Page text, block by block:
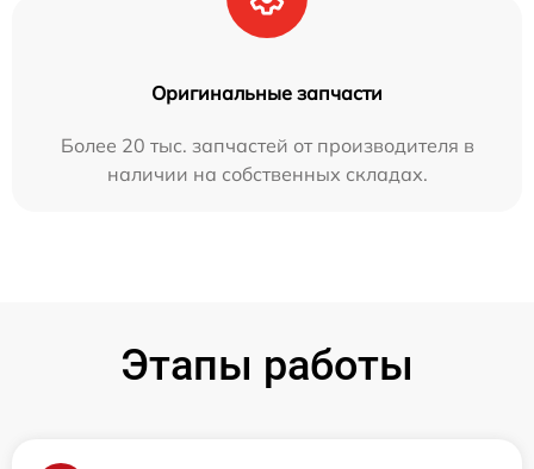
Оригинальные запчасти
Более 20 тыс. запчастей от производителя в
наличии на собственных складах.
Этапы работы